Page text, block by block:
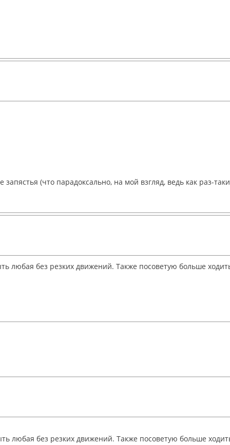
(что парадоксально, на мой взгляд, ведь как раз-
любая без резких движений. Также посоветую больше
любая без резких движений. Также посоветую больше